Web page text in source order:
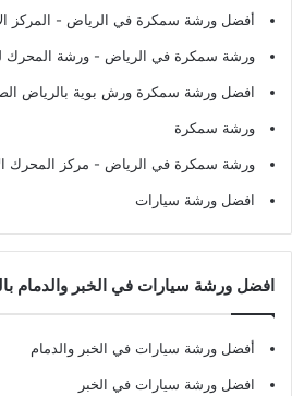
أفضل ورشة سمكرة في الرياض - المركز
ورشة سمكرة في الرياض - ورشة المحرك
افضل ورشة سمكرة ورش بوية بالرياض
ورشة سمكرة
ورشة سمكرة في الرياض - مركز المحرك
افضل ورشة سيارات
افضل ورشة سيارات في الخبر والدمام
أفضل ورشة سيارات في الخبر والدمام
افضل ورشة سيارات في الخبر